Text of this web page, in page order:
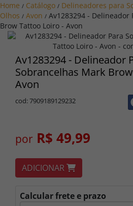
Home / Catálogo / Delineadores para
Olhos / Avon / Av1283294 -
Brow Tattoo Loiro - Avon
Av1283294 - Delineador
Sobrancelhas Mark
Avon
cod: 7909189129232
por R$ 49,99
ADICIONAR
Calcular frete e prazo